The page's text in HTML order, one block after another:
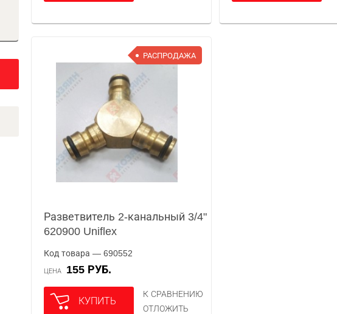
РАСПРОДАЖА
Разветвитель 2-канальный 3/4"
620900 Uniflex
Код товара — 690552
ЦЕНА 155 РУБ.
КУПИТЬ
К СРАВНЕНИЮ
ОТЛОЖИТЬ